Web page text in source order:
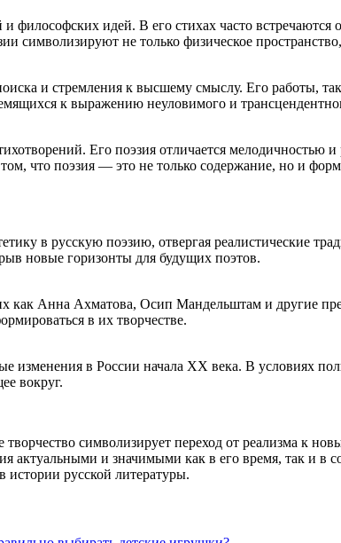
идей. В его стихах часто встречаются
символизируют не только физическое
и стремления к высшему смыслу. Его работы,
к выражению неуловимого и
Его поэзия отличается
что поэзия — это не только содержание, но и
в русскую поэзию, отвергая реалистические
новые горизонты для будущих поэтов.
как Анна Ахматова, Осип Мандельштам и другие
в их творчестве.
изменения в России начала XX века. В условиях
вокруг.
символизирует переход от реализма к
актуальными и значимыми как в его время, так и
истории русской литературы.